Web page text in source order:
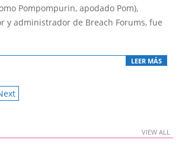
Pompompurin, apodado Pom),
y administrador de Breach Forums, fue
LEER MÁS
VIEW ALL